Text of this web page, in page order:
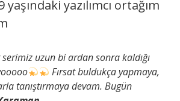
yaşındaki yazılımcı ortağım
uzun bi ardan sonra kaldığı
Fırsat buldukça yapmaya,
tanıştırmaya devam. Bugün